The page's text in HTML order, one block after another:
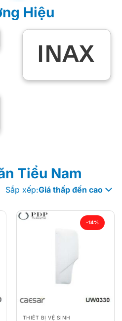
Hiệu
Tiểu Nam
Sắp xếp:Giá thấp đến cao
-14%
THIẾT BỊ VỆ SINH